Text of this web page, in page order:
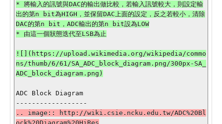
* 將輸入的訊號與DAC的輸出做比較，若輸入訊號較大，則設定輸
出的第n bit為HIGH，並保留DAC上面的設定，反之若較小，清除
DAC的第n bit，ADC輸出的第n bit設為LOW
![](https://upload.wikimedia.org/wikipedia/commo
ns/thumb/6/61/SA_ADC_block_diagram.png/300px-SA_
ADC_block_diagram.png)
ADC Block Diagram
.. image:: http://wiki.csie.ncku.edu.tw/ADC%20Bl